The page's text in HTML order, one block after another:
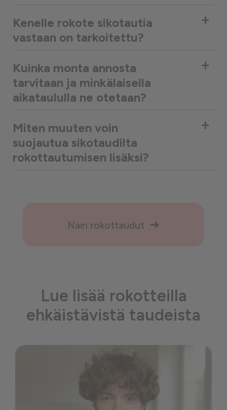
Kenelle rokote sikotautia
vastaan on tarkoitettu?
+
Kuinka monta annosta
tarvitaan ja minkälaisella
aikataululla ne otetaan?
+
Miten muuten voin
suojautua sikotaudilta
rokottautumisen lisäksi?
+
Näin rokottaudut
Lue lisää rokotteilla
ehkäistävistä taudeista